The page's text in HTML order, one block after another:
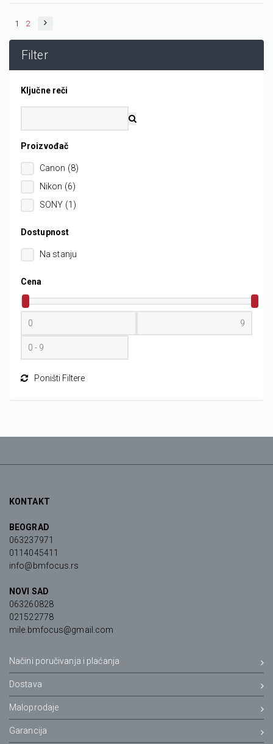
1 2
Filter
Ključne reči
Proizvođač
Canon (8)
Nikon (6)
SONY (1)
Dostupnost
Na stanju
Cena
Poništi Filtere
KONTAKT
BEOGRAD
063237971
0114045411
info@bmfocus.rs
NOVI SAD
063260828
021522778
mile.bmfocus@gmail.com
Načini poručivanja i plaćanja
Dostava
Maloprodaje
Garancija